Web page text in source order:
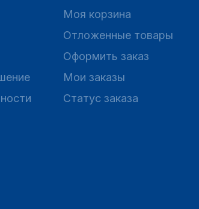
Моя корзина
Отложенные товары
Оформить заказ
Мои заказы
Статус заказа